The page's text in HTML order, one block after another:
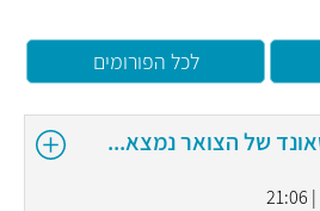
לכל הפורומים
של הצואר נמצא...